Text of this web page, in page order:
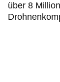
über 8